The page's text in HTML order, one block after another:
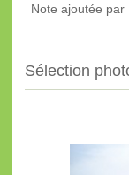
Note ajoutée par
Sélection